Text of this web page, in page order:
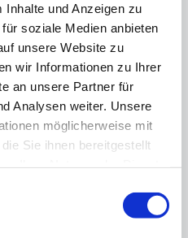
und Anzeigen zu
soziale Medien anbieten
unsere Website zu
wir Informationen zu Ihrer
an unsere Partner für
Analysen weiter. Unsere
möglicherweise mit
Sie ihnen bereitgestellt
Salzburg punktet mit
während Berlin mit
beeindruckt, aber unter
– Prof. Ackermann
internationale
übernehmen
dass die
sind – doch ebenso groß
zu